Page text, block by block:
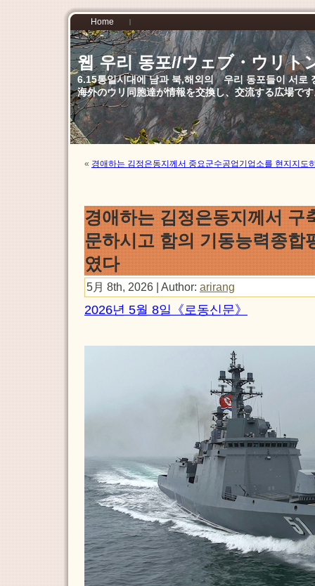
Home
웹 우리 동포//ウェブ・ウリト
6.15통일시대에 남과 북,해외의 우리 동포들이 서로
海外のウリ同胞達が情報を交換し、交流する広場で
« 경애하는 김정은동지께서 중요군수공업기업소를 현지지도
경애하는 김정은동지께서 구
문하시고 함의 기동능력종합
였다
5月 8th, 2026 | Author: arirang
2026년 5월 8일《로동신문》